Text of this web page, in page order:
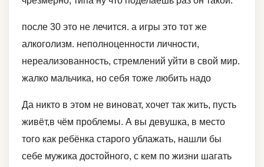
после 30 это не лечится. а игры это тот же
алкоголизм. неполноценности личности,
нереализованность, стремлений уйти в свой мир.
жалко мальчика, но себя тоже любить надо
Да никто в этом не виноват, хочет так жить, пусть
живёт,в чём проблемы. А вы девушка, в место
того как ребёнка старого ублажать, нашли бы
себе мужика достойного, с кем по жизни шагать